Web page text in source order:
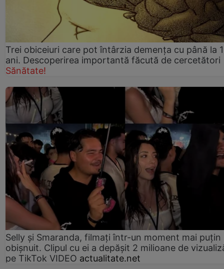
Trei obiceiuri care pot întârzia demența cu până la
ani. Descoperirea importantă făcută de cercetători
Sănătate!
Selly și Smaranda, filmați într-un moment mai puțin
obișnuit. Clipul cu ei a depășit 2 milioane de
pe TikTok VIDEO actualitate.net